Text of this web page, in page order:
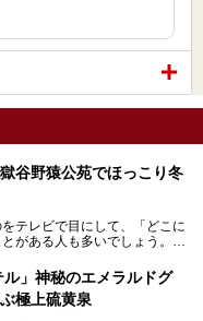
谷野猿公苑でほっこり冬
テレビで目にして、「どこに
がある人も多いでしょう。
にある「地獄谷野猿公苑」で
雪景色の中で温泉に浸かる姿
ル」神秘のエメラルドグ
極上硫黄泉